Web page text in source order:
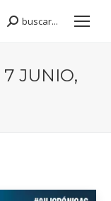
Buscar:
buscar...
7 JUNIO,